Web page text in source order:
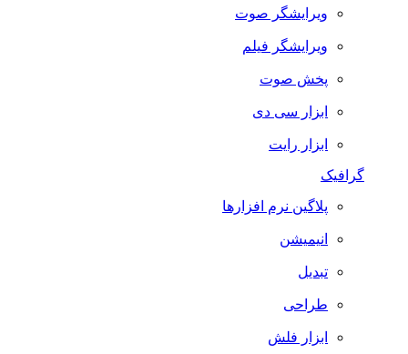
ویرایشگر صوت
ویرایشگر فیلم
پخش صوت
ابزار سی دی
ابزار رایت
گرافیک
پلاگین نرم افزارها
انیمیشن
تبدیل
طراحی
ابزار فلش